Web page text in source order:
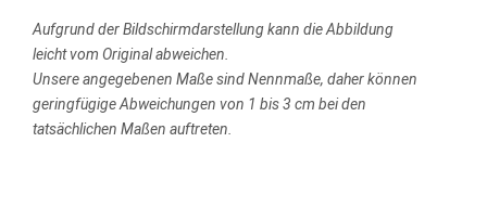
Aufgrund der Bildschirmdarstellung kann die Abbildung
leicht vom Original abweichen.
Unsere angegebenen Maße sind Nennmaße, daher können
geringfügige Abweichungen von 1 bis 3 cm bei den
tatsächlichen Maßen auftreten.